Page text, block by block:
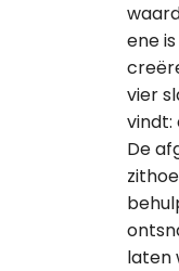
ene
vier
vindt:
De
laten